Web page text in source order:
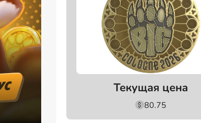
Текущая цена
80.75